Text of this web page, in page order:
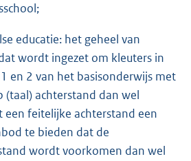
educatie: het geheel van
wordt ingezet om kleuters in
en 2 van het basisonderwijs met
(taal) achterstand dan wel
een feitelijke achterstand een
te bieden dat de
wordt voorkomen dan wel